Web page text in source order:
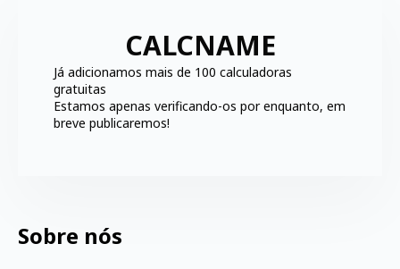
CALCNAME
Já adicionamos mais de 100 calculadoras
gratuitas
Estamos apenas verificando-os por enquanto, em
breve publicaremos!
Sobre nós